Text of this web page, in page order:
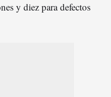
y diez para defectos